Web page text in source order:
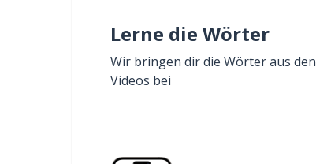
Lerne die Wörter
Wir bringen dir die Wörter aus den
Videos bei